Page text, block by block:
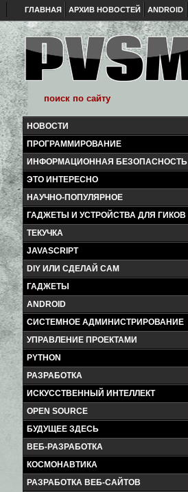
ГЛАВНАЯ АРХИВ НОВОСТЕЙ ANDROID
НОВОСТИ
ПРОГРАММИРОВАНИЕ
ИНФОРМАЦИОННАЯ БЕЗОПАСНОСТЬ
ЭТО ИНТЕРЕСНО
НАУЧНО-ПОПУЛЯРНОЕ
ГАДЖЕТЫ И УСТРОЙСТВА ДЛЯ ГИКОВ
ТЕКУЧКА
JAVASCRIPT
DIY ИЛИ СДЕЛАЙ САМ
ГАДЖЕТЫ
ANDROID
СИСТЕМНОЕ АДМИНИСТРИРОВАНИЕ
УПРАВЛЕНИЕ ПРОЕКТАМИ
PYTHON
РАЗРАБОТКА
ИСКУССТВЕННЫЙ ИНТЕЛЛЕКТ
OPEN SOURCE
БУДУЩЕЕ ЗДЕСЬ
ВЕБ-РАЗРАБОТКА
КОСМОНАВТИКА
РАЗРАБОТКА ВЕБ-САЙТОВ